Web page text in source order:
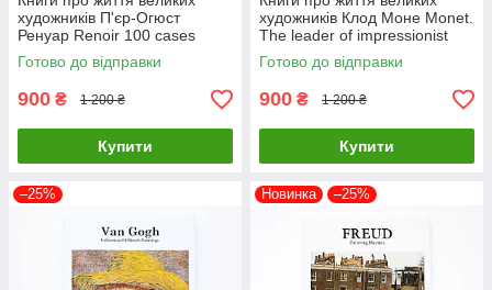
художників П'єр-Огюст
Ренуар Renoir 100 cases
classic selections Подарункові
книги про мистецтво
Готово до відправки
900 ₴ 1 200 ₴
Купити
художників Клод Моне Monet.
The leader of impressionist
Подарункові книги про
мистецтво
Готово до відправки
900 ₴ 1 200 ₴
Купити
–25% Новинка –25%